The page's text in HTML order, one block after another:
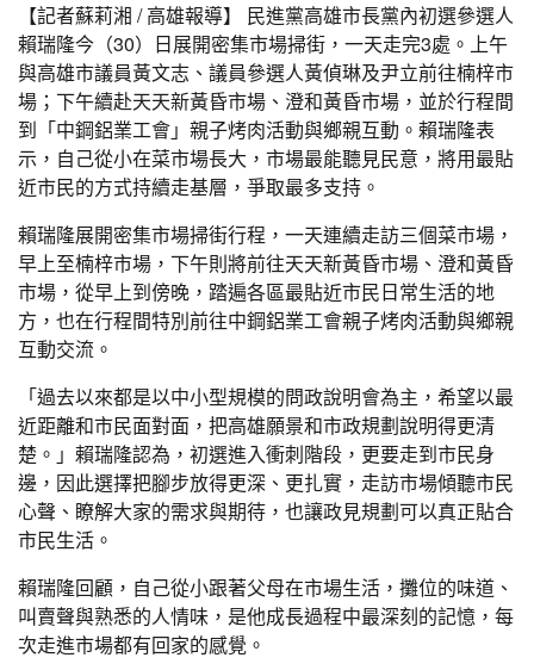
【記者蘇莉湘 / 高雄報導】 民進黨高雄市長黨內初選參選人
賴瑞隆今（30）日展開密集市場掃街，一天走完3處。上午
與高雄市議員黃文志、議員參選人黃偵琳及尹立前往楠梓市
場；下午續赴天天新黃昏市場、澄和黃昏市場，並於行程間
到「中鋼鋁業工會」親子烤肉活動與鄉親互動。賴瑞隆表
示，自己從小在菜市場長大，市場最能聽見民意，將用最貼
近市民的方式持續走基層，爭取最多支持。
賴瑞隆展開密集市場掃街行程，一天連續走訪三個菜市場，
早上至楠梓市場，下午則將前往天天新黃昏市場、澄和黃昏
市場，從早上到傍晚，踏遍各區最貼近市民日常生活的地
方，也在行程間特別前往中鋼鋁業工會親子烤肉活動與鄉親
互動交流。
「過去以來都是以中小型規模的問政說明會為主，希望以最
近距離和市民面對面，把高雄願景和市政規劃說明得更清
楚。」賴瑞隆認為，初選進入衝刺階段，更要走到市民身
邊，因此選擇把腳步放得更深、更扎實，走訪市場傾聽市民
心聲、瞭解大家的需求與期待，也讓政見規劃可以真正貼合
市民生活。
賴瑞隆回顧，自己從小跟著父母在市場生活，攤位的味道、
叫賣聲與熟悉的人情味，是他成長過程中最深刻的記憶，每
次走進市場都有回家的感覺。